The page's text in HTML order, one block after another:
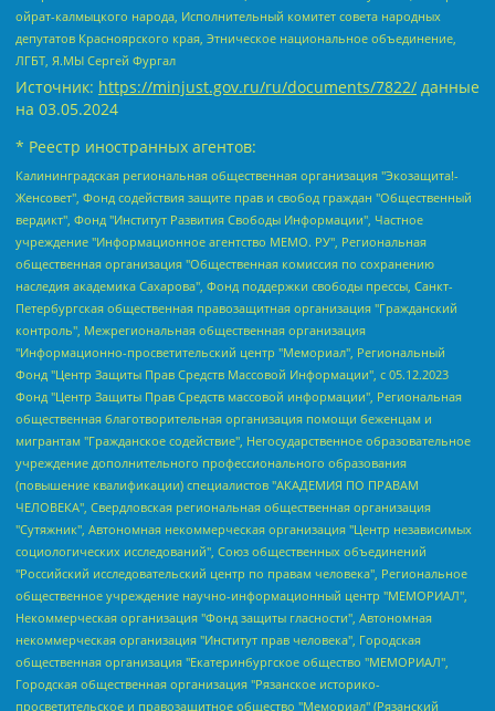
ойрат-калмыцкого народа, Исполнительный комитет совета народных
депутатов Красноярского края, Этническое национальное объединение,
ЛГБТ, Я.МЫ Сергей Фургал
Источник: https://minjust.gov.ru/ru/documents/7822/ данные
на 03.05.2024
* Реестр иностранных агентов:
Калининградская региональная общественная организация "Экозащита!-Женсовет", Фонд содействия защите прав и свобод граждан "Общественный вердикт", Фонд "Институт Развития Свободы Информации", Частное учреждение "Информационное агентство МЕМО. РУ", Региональная общественная организация "Общественная комиссия по сохранению наследия академика Сахарова", Фонд поддержки свободы прессы, Санкт-Петербургская общественная правозащитная организация "Гражданский контроль", Межрегиональная общественная организация "Информационно-просветительский центр "Мемориал", Региональный Фонд "Центр Защиты Прав Средств Массовой Информации", с 05.12.2023 Фонд "Центр Защиты Прав Средств массовой информации", Региональная общественная благотворительная организация помощи беженцам и мигрантам "Гражданское содействие", Негосударственное образовательное учреждение дополнительного профессионального образования (повышение квалификации) специалистов "АКАДЕМИЯ ПО ПРАВАМ ЧЕЛОВЕКА", Свердловская региональная общественная организация "Сутяжник", Автономная некоммерческая организация "Центр независимых социологических исследований", Союз общественных объединений "Российский исследовательский центр по правам человека", Региональное общественное учреждение научно-информационный центр "МЕМОРИАЛ", Некоммерческая организация "Фонд защиты гласности", Автономная некоммерческая организация "Институт прав человека", Городская общественная организация "Екатеринбургское общество "МЕМОРИАЛ", Городская общественная организация "Рязанское историко-просветительское и правозащитное общество "Мемориал" (Рязанский Мемориал), Челябинский региональный орган общественной самодеятельности – женское общественное объединение "Женщины Евразии", Челябинский региональный орган общественной самодеятельности "Уральская правозащитная группа", Фонд содействия защите здоровья и социальной справедливости имени Андрея Рылькова, Автономная Некоммерческая Организация "Аналитический Центр Юрия Левады", Автономная некоммерческая организация социальной поддержки населения "Проект Апрель", Региональная общественная организация помощи женщинам и детям, находящимся в кризисной ситуации "Информационно-методический центр "Анна", Фонд содействия развитию массовых коммуникаций и правовому просвещению "Так-так-Так", Фонд содействия устойчивому развитию "Серебряная тайга", Свердловский региональный общественный фонд социальных проектов "Новое время", "Idel.Реалии", Кавказ.Реалии, Крым.Реалии, Телеканал Настоящее Время, Татаро-башкирская служба Радио Свобода (Azatliq Radiosi), Радио Свободная Европа/Радио Свобода (PCE/PC), "Сибирь.Реалии", "Фактограф", Благотворительный фонд помощи осужденным и их семьям, Автономная некоммерческая организация "Институт глобализации и социальных движений", Фонд "В защиту прав заключенных", Частное учреждение "Центр поддержки и содействия развитию средств массовой информации", Пензенский региональный общественный благотворительный фонд "Гражданский союз", "Север.Реалии", Некоммерческая организация Фонд "Правовая инициатива", Общество с ограниченной ответственностью "Радио Свободная Европа/Радио Свобода", Чешское информационное агентство "MEDIUM-ORIENT", Красноярская региональная общественная организация "Мы против СПИДа", Камалягин Денис Николаевич, Маркелов Сергей Евгеньевич, Пономарев Лев Александрович, Савицкая Людмила Алексеевна, Автономная некоммерческая организация "Центр по работе с проблемой насилия "НАСИЛИЮ.НЕТ", Межрегиональный профессиональный союз работников здравоохранения "Альянс врачей", Юридическое лицо, зарегистрированное в Латвийской Республике, SIA "Medusa Project" (регистрационный номер 40103797863, дата регистрации 10.06.2014), Некоммерческая организация "Фонд по борьбе с коррупцией", Автономная некоммерческая организация "Институт права и публичной политики", Баданин Роман Сергеевич, Гликин Максим Александрович, Железнова Мария Михайловна, Лукьянова Юлия Сергеевна, Маетная Елизавета Витальевна, Маняхин Петр Борисович, Чуракова Ольга Владимировна, Ярош Юлия Петровна, Юридическое лицо "The Insider SIA", зарегистрированное в Риге, Латвийская Республика (дата регистрации 26.06.2015), являющееся администратором доменного имени интернет-издания "The Insider SIA", https://theins.ru, Постернак Алексей Евгеньевич, Рубин Михаил Аркадьевич, Анин Роман Александрович, Юридическое лицо Istories fonds, зарегистрированное в Латвийской Республике (регистрационный номер 50008295751, дата регистрации 24.02.2020), Великовский Дмитрий Александрович, Долинина Ирина Николаевна, Мароховская Алеся Алексеевна, Шлейнов Роман Юрьевич, Шмагун Олеся Валентиновна, Общество с ограниченной ответственностью "Альтаир 2021", Общество с ограниченной ответственностью "Вега 2021", Общество с ограниченной ответственностью "Главный редактор 2021", Общество с ограниченной ответственностью "Ромашки монолит", Важенков Артем Валерьевич, Ивановская областная общественная организация "Центр гендерных исследований", Гурман Юрий Альбертович, Медиапроект "ОВД-Инфо", Егоров Владимир Владимирович, Жилинский Владимир Александрович, Общество с ограниченной ответственностью "ЗП", Иванова София Юрьевна, Карезина Инна Павловна, Кильтау Екатерина Викторовна, Петров Алексей Викторович, Пискунов Сергей Евгеньевич, Смирнов Сергей Сергеевич, Тихонов Михаил Сергеевич, Общество с ограниченной ответственностью "ЖУРНАЛИСТ-ИНОСТРАННЫЙ АГЕНТ", Арапова Галина Юрьевна, Вольтская Татьяна Анатольевна, Американская компания "Mason G.E.S. Anonymous Foundation" (США), являющаяся владельцем интернет-издания https://mnews.world/, Компания "Stichting Bellingcat", зарегистрированная в Нидерландах (дата регистрации 11.07.2018), Захаров Андрей Вячеславович, Клепиковская Екатерина Дмитриевна, Общество с ограниченной ответственностью "МЕМО", Перл Роман Александрович, Симонов Евгений Алексеевич, Соловьева Елена Анатольевна, Сотников Даниил Владимирович, Сурначева Елизавета Дмитриевна, Автономная некоммерческая организация по защите прав человека и информированию населения "Якутия – Наше Мнение", Общество с ограниченной ответственностью "Москоу диджитал медиа", с 26.01.2023 Общество с ограниченной ответственностью "Чайка Белые сады", Ветошкина Валерия Валерьевна, Заговора Максим Александрович, Межрегиональное общественное движение "Российская ЛГБТ - сеть", Оленичев Максим Владимирович, Павлов Иван Юрьевич, Скворцова Елена Сергеевна, Общество с ограниченной ответственностью "Как бы инагент", Кочетков Игорь Викторович, Общество с ограниченной ответственностью "Честные выборы", Еланчик Олег Александрович, Общество с ограниченной ответственностью "Нобелевский призыв", Гималова Регина Эмилевна, Григорьев Андрей Валерьевич, Григорьева Алина Александровна, Ассоциация по содействию защите прав призывников, альтернативнослужащих и военнослужащих "Правозащитная группа "Гражданин.Армия.Право", Хисамова Регина Фаритовна, Автономная некоммерческая организация по реализации социально-правовых программ "Лилит", Дальневосточное общественное движение "Маяк", Санкт-Петербургская ЛГБТ-инициативная группа "Выход", Инициативная группа ЛГБТ+ "Реверс", Алексеев Андрей Викторович, Бекбулатова Таисия Львовна, Беляев Иван Михайлович, Владыкина Елена Сергеевна, Гельман Марат Александрович, Никульшина Вероника Юрьевна, Толоконникова Надежда Андреевна, Шендерович Виктор Анатольевич, Общество с ограниченной ответственностью "Данное сообщение", Общество с ограниченной ответственностью Издательский дом "Новая глава", Айнбиндер Александра Александровна, Московский комьюнити-центр для ЛГБТ+инициатив, Благотворительный фонд развития филантропии, Deutsche Welle (Германия, Kurt-Schumacher-Strasse 3, 53113 Bonn), Борзунова Мария Михайловна, Воробьев Виктор Викторович, Голубева Анна Львовна, Константинова Алла Михайловна, Малкова Ирина Владимировна, Мурадов Мурад Абдулгалимович, Осетинская Елизавета Николаевна, Понасенков Евгений Николаевич, Ганапольский Матвей Юрьевич, Киселев Евгений Алексеевич, Борухович Ирина Григорьевна, Дремин Иван Тимофеевич, Дубровский Дмитрий Викторович, Красноярская региональная общественная организация поддержки и развития альтернативных образовательных технологий и межкультурных коммуникаций "ИНТЕРРА", Маяковская Екатерина Алексеевна, Фейгин Марк Захарович, Филимонов Андрей Викторович, Дзугкоева Регина Николаевна, Доброхотов Роман Александрович, Дудь Юрий Александрович, Елкин Сергей Владимирович, Кругликов Кирилл Игоревич, Сабунаева Мария Леонидовна, Семенов Алексей Владимирович, Шаинян Карен Багратович, Шульман Екатерина Михайловна, Асафьев Артур Валерьевич, Вахштайн Виктор Семенович, Венедиктов Алексей Алексеевич, Лушникова Екатерина Евгеньевна, Волков Леонид Михайлович, Невзоров Александр Глебович, Пархоменко Сергей Борисович, Сироткин Ярослав Николаевич, Кара-Мурза Владимир Владимирович, Баранова Наталья Владимировна, Гозман Леонид Яковлевич, Кагарлицкий Борис Юльевич, Климарев Михаил Валерьевич, Милов Владимир Станиславович, Автономная некоммерческая организация Краснодарский центр современного искусства "Типография", Моргенштерн Алишер Тагирович, Соболь Любовь Эдуардовна, Общество с ограниченной ответственностью "ЛИЗА НОРМ", Каспаров Гарри Кимович, Ходорковский Михаил Борисович, Общество с ограниченной ответственностью "Апрельские тезисы", Данилович Ирина Брониславовна, Кашин Олег Владимирович, Петров Николай Владимирович, Пивоваров Алексей Владимирович, Соколов Михаил Владимирович, Цветкова Юлия Владимировна, Чичваркин Евгений Александрович, Комитет против пыток/Команда против пыток, Общество с ограниченной ответственностью "Первый научный", Общество с ограниченной ответственностью "Вертолет и ко", Белоцерковская Вероника Борисовна, Кац Максим Евгеньевич, Лазарева Татьяна Юрьевна, Шаведдинов Руслан Табризович, Яшин Илья Валерьевич, Общество с ограниченной ответственностью "Иноагент ААВ", Алешковский Дмитрий Петрович, Альбац Евгения Марковна, Быков Дмитрий Львович, Галямина Юлия Евгеньевна, Лойко Сергей Леонидович, Мартынов Кирилл Константинович, Медведев Сергей Александрович, Крашенинников Федор Геннадиевич, Гордеева Катерина Вл